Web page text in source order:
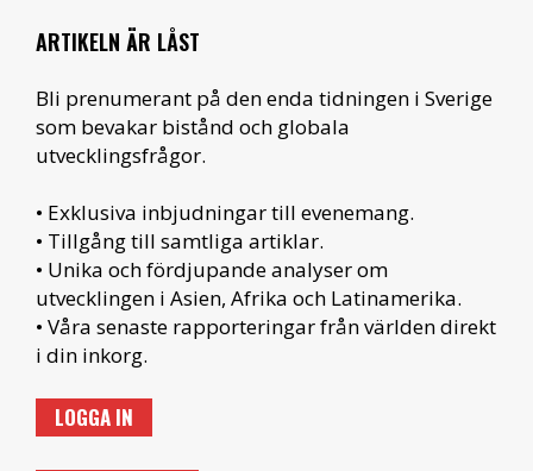
ARTIKELN ÄR LÅST
Bli prenumerant på den enda tidningen i Sverige
som bevakar bistånd och globala
utvecklingsfrågor.
• Exklusiva inbjudningar till evenemang.
• Tillgång till samtliga artiklar.
• Unika och fördjupande analyser om
utvecklingen i Asien, Afrika och Latinamerika.
• Våra senaste rapporteringar från världen direkt
i din inkorg.
LOGGA IN